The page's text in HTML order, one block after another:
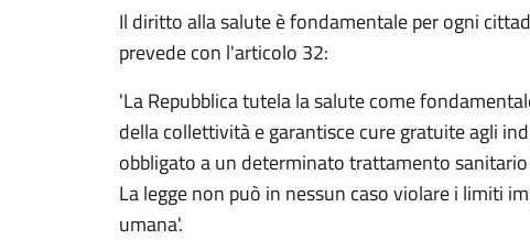
Il diritto alla salute è fondamentale per ogni
prevede con l'articolo 32:
'La Repubblica tutela la salute come
della collettività e garantisce cure gratuite agli
obbligato a un determinato trattamento
La legge non può in nessun caso violare i limiti
umana'.